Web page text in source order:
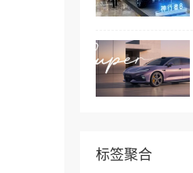
标签聚合